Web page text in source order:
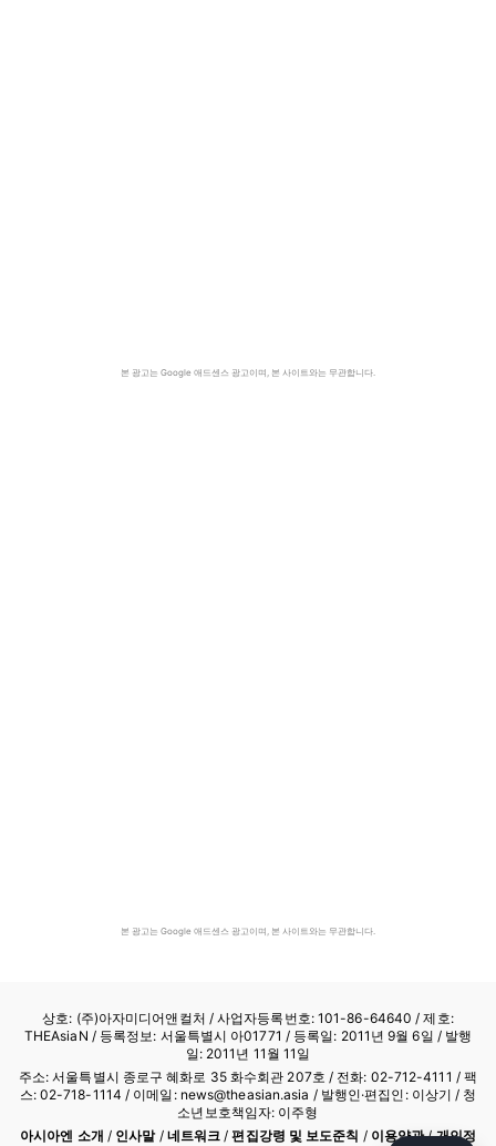
본 광고는 Google 애드센스 광고이며, 본 사이트와는 무관합니다.
본 광고는 Google 애드센스 광고이며, 본 사이트와는 무관합니다.
상호: (주)아자미디어앤컬처 /사업자등록번호: 101-86-64640 / 제호:
THEAsiaN / 등록정보: 서울특별시 아01771 / 등록일: 2011년 9월 6일 / 발행
일: 2011년 11월 11일
주소: 서울특별시 종로구 혜화로 35 화수회관 207호 / 전화: 02-712-4111 / 팩
스: 02-718-1114 / 이메일: news@theasian.asia / 발행인·편집인: 이상기 / 청
소년보호책임자: 이주형
아시아엔 소개 / 인사말/ 네트워크 /편집강령 및 보도준칙 / 이용약관/개인정